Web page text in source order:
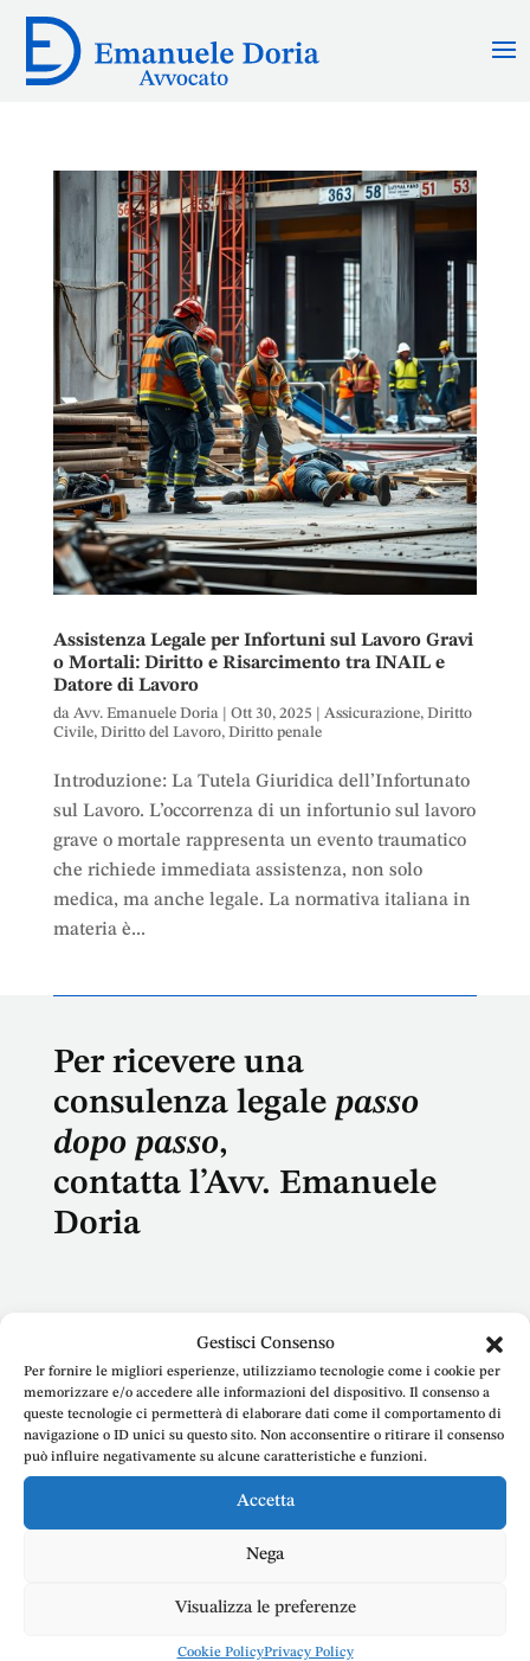
Gestisci Consenso
Per fornire le migliori esperienze, utilizziamo tecnologie come i cookie per
memorizzare e/o accedere alle informazioni del dispositivo. Il consenso a
queste tecnologie ci permetterà di elaborare dati come il comportamento di
navigazione o ID unici su questo sito. Non acconsentire o ritirare il consenso
può influire negativamente su alcune caratteristiche e funzioni.
Accetta
Nega
Visualizza le preferenze
Cookie PolicyPrivacy Policy
Assistenza Legale per Infortuni sul Lavoro Gravi
o Mortali: Diritto e Risarcimento tra INAIL e
Datore di Lavoro
da Avv. Emanuele Doria| Ott 30, 2025 Assicurazione, Diritto
Civile, Diritto del Lavoro, Diritto penale
Introduzione: La Tutela Giuridica dell’Infortunato
sul Lavoro. L’occorrenza di un infortunio sul lavoro
grave o mortale rappresenta un evento traumatico
che richiede immediata assistenza, non solo
medica, ma anche legale. La normativa italiana in
materia è...
Per ricevere una
consulenza legale passo
dopo passo,
contatta l’Avv. Emanuele
Doria
Nome